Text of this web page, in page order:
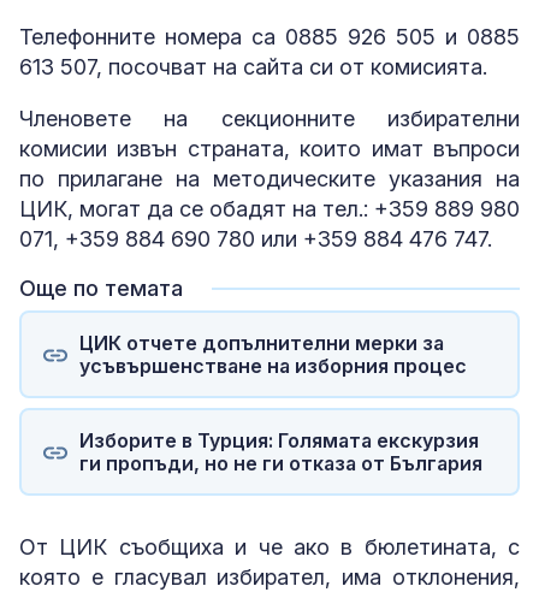
Телефонните номера са 0885 926 505 и 0885
613 507, посочват на сайта си от комисията.
Членовете на секционните избирателни
комисии извън страната, които имат въпроси
по прилагане на методическите указания на
ЦИК, могат да се обадят на тел.: +359 889 980
071, +359 884 690 780 или +359 884 476 747.
Още по темата
ЦИК отчете допълнителни мерки за
усъвършенстване на изборния процес
Изборите в Турция: Голямата екскурзия
ги пропъди, но не ги отказа от България
От ЦИК съобщиха и че ако в бюлетината, с
която е гласувал избирател, има отклонения,